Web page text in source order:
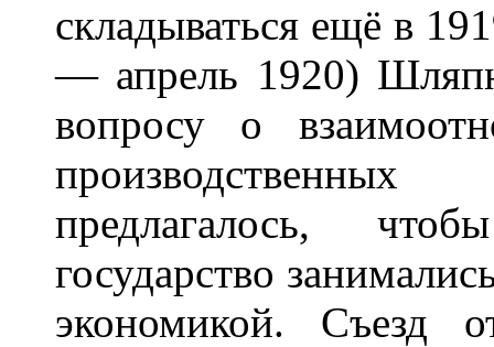
складываться ещё в
— апрель 1920)
вопросу о
предлагалось,
государство
экономикой. Съезд